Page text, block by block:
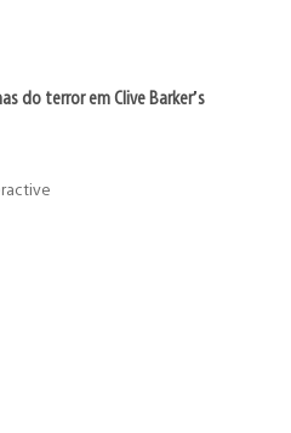
do terror em Clive Barker’s